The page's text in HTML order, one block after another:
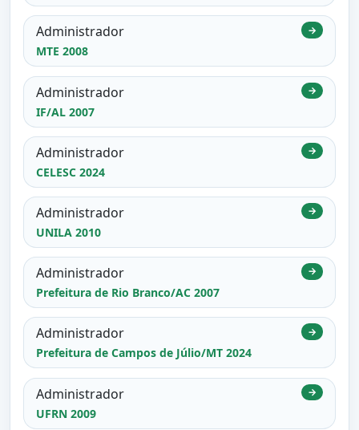
Administrador
MTE 2008
→
Administrador
IF/AL 2007
→
Administrador
CELESC 2024
→
Administrador
UNILA 2010
→
Administrador
Prefeitura de Rio Branco/AC 2007
→
Administrador
Prefeitura de Campos de Júlio/MT 2024
→
Administrador
UFRN 2009
→